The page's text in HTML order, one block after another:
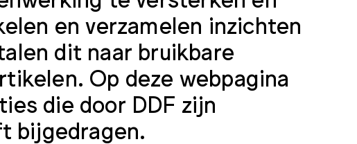
en verzamelen inzichten
dit naar bruikbare
Op deze webpagina
die door DDF zijn
bijgedragen.